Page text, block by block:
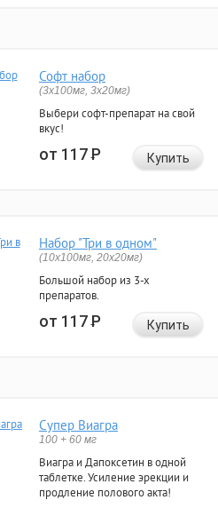
Софт набор
(3x100мг, 3x20мг)
Выбери софт-препарат на свой
вкус!
от 117Р Купить
Набор "Три в одном"
(10x100мг, 20x20мг)
Большой набор из 3-х
препаратов.
от 117Р Купить
Супер Виагра
100 + 60 мг
Виагра и Дапоксетин в одной
таблетке. Усиление эрекции и
продление полового акта!